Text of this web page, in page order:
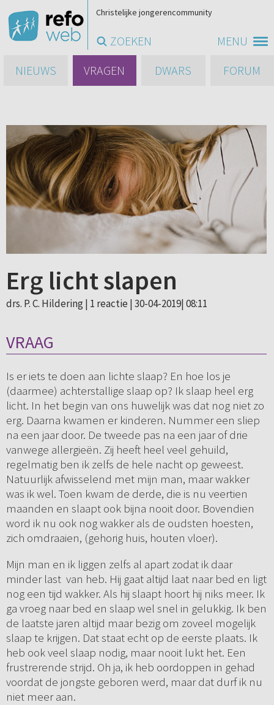
MENU
Christelijke jongerencommunity
ZOEKEN
NIEUWS
VRAGEN DWARS FORUM
Erg licht slapen
drs. P. C. Hildering | 1 reactie | 30-04-2019| 08:11
VRAAG
Is er iets te doen aan lichte slaap? En hoe los je
(daarmee) achterstallige slaap op? Ik slaap heel erg
licht. In het begin van ons huwelijk was dat nog niet zo
erg. Daarna kwamen er kinderen. Nummer een sliep
na een jaar door. De tweede pas na een jaar of drie
vanwege allergieën. Zij heeft heel veel gehuild,
regelmatig ben ik zelfs de hele nacht op geweest.
Natuurlijk afwisselend met mijn man, maar wakker
was ik wel. Toen kwam de derde, die is nu veertien
maanden en slaapt ook bijna nooit door. Bovendien
word ik nu ook nog wakker als de oudsten hoesten,
zich omdraaien, (gehorig huis, houten vloer).
Mijn man en ik liggen zelfs al apart zodat ik daar
minder last van heb. Hij gaat altijd laat naar bed en ligt
nog een tijd wakker. Als hij slaapt hoort hij niks meer. Ik
ga vroeg naar bed en slaap wel snel in gelukkig. Ik ben
de laatste jaren altijd maar bezig om zoveel mogelijk
slaap te krijgen. Dat staat echt op de eerste plaats. Ik
heb ook veel slaap nodig, maar nooit lukt het. Een
frustrerende strijd. Oh ja, ik heb oordoppen in gehad
voordat de jongste geboren werd, maar dat durf ik nu
niet meer aan.